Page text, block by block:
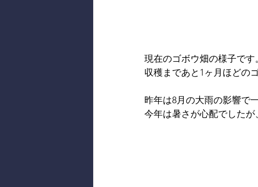
現在のゴボウ畑の様子です。
収穫まであと1ヶ月ほどの
昨年は8月の大雨の影響で
今年は暑さが心配でしたが